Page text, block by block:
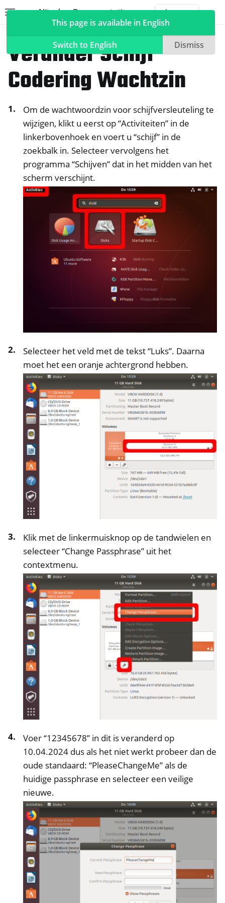
Nitrokey Documentation
navigation of NitroPad, NitroPC
navigation of Ubuntu
navigation of QubesOS
navigation of Heads
navigation of NitroTelefoon, NitroTablet
navigation of NextBox
navigation of NetHSM
navigation of NitroWall
navigation of NitroWall NW750
navigation of Software
Verander Schijf
Codering Wachtzin
Om de wachtwoordzin voor schijfversleuteling te
wijzigen, klikt u eerst op “Activiteiten” in de
linkerbovenhoek en voert u “schijf” in de
zoekbalk in. Selecteer vervolgens het
programma “Schijven” dat in het midden van het
scherm verschijnt.
Selecteer het veld met de tekst “Luks”. Daarna
moet het een oranje achtergrond hebben.
Klik met de linkermuisknop op de tandwielen en
selecteer “Change Passphrase” uit het
contextmenu.
Voer “12345678” in dit is veranderd op
10.04.2024 dus als het niet werkt probeer dan de
oude standaard: “PleaseChangeMe” als de
huidige passphrase en selecteer een veilige
nieuwe.
This page is available in English
Switch to English
Dismiss